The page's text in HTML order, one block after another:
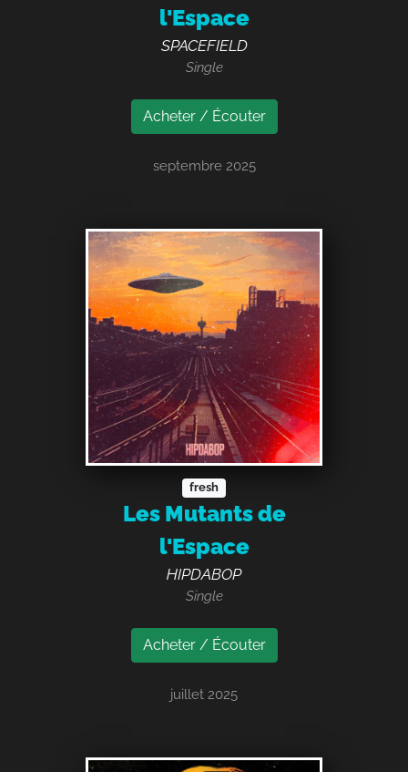
l'Espace
SPACEFIELD
Single
Acheter / Écouter
septembre 2025
fresh
Les Mutants de
l'Espace
HIPDABOP
Single
Acheter / Écouter
juillet 2025